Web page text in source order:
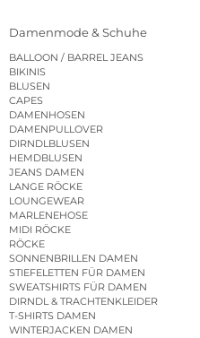
Damenmode & Schuhe
BALLOON / BARREL JEANS
BIKINIS
BLUSEN
CAPES
DAMENHOSEN
DAMENPULLOVER
DIRNDLBLUSEN
HEMDBLUSEN
JEANS DAMEN
LANGE RÖCKE
LOUNGEWEAR
MARLENEHOSE
MIDI RÖCKE
RÖCKE
SONNENBRILLEN DAMEN
STIEFELETTEN FÜR DAMEN
SWEATSHIRTS FÜR DAMEN
DIRNDL & TRACHTENKLEIDER
T-SHIRTS DAMEN
WINTERJACKEN DAMEN